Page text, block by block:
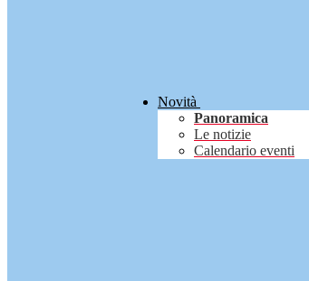
Novità
Panoramica
Le notizie
Calendario eventi